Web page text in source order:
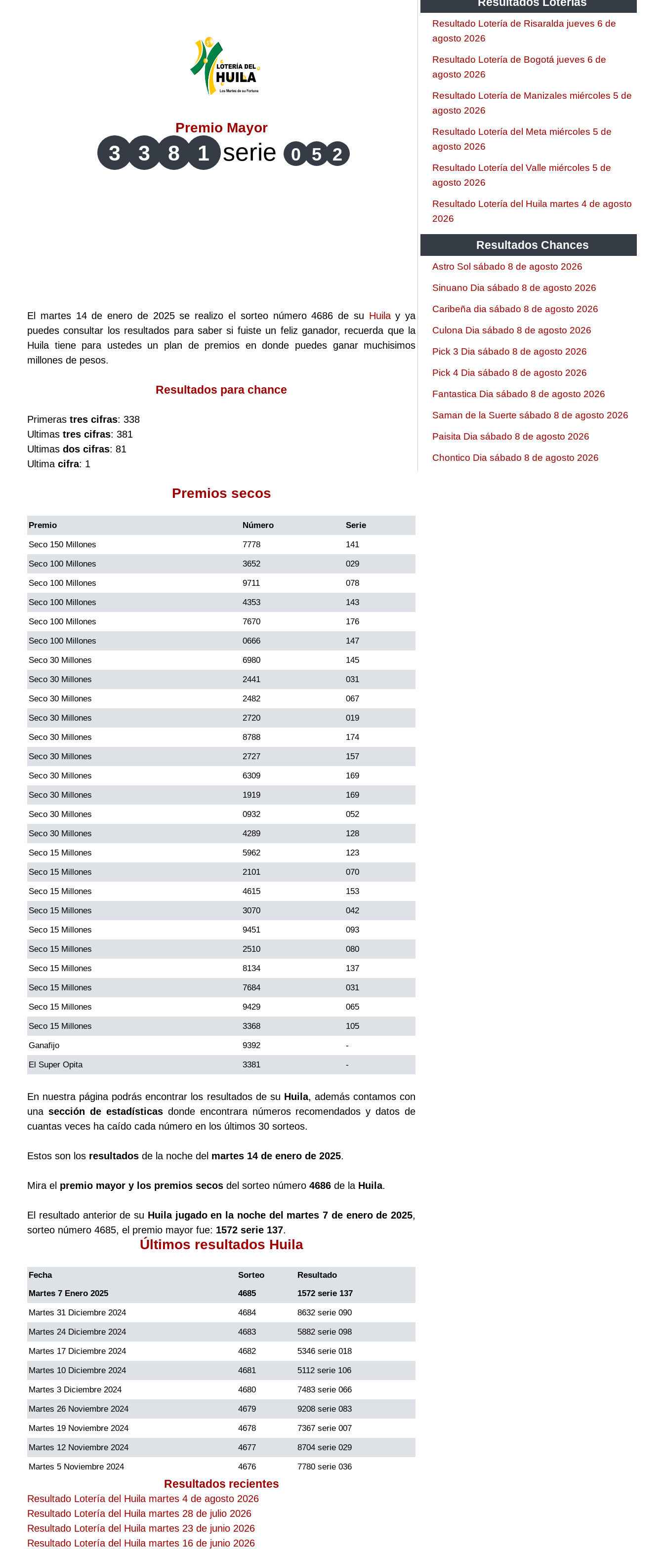
Lotería de Risaralda
Antioqueñita Día
Antioqueñita Tarde
Astro Luna
Cafeterito Tarde
Caribeña Noche
Chontico Día
Chontico Noche
Culona día
Culona noche
Dorado Mañana
Dorado Tarde
Dorado Noche
Fantástica Día
Fantástica Noche
Motilon Tarde
Motilon Noche
Paisita Día
Paisita Noche
Paisita 3
Pick 3 Día
Pick 3 Noche
Pick 4 Día
Pick 4 Noche
Pijao de Oro
Sinuano Noche
Premio Mayor
3 3 8 1 serie 0 5 2
El martes 14 de enero de 2025 se realizo el sorteo número 4686 de su Huilay ya
puedes consultar los resultados para saber si fuiste un feliz ganador, recuerda que la
Huila tiene para ustedes un plan de premios en donde puedes ganar muchisimos
millones de pesos.
Resultados para chance
Primeras tres cifras: 338
Ultimas tres cifras: 381
Ultimas dos cifras: 81
Ultima cifra: 1
Premios secos
Premio Número Serie
Seco 150 Millones 7778 141
Seco 100 Millones 3652 029
Seco 100 Millones 9711 078
Seco 100 Millones 4353 143
Seco 100 Millones 7670 176
Seco 100 Millones 0666 147
Seco 30 Millones 6980 145
Seco 30 Millones 2441 031
Seco 30 Millones 2482 067
Seco 30 Millones 2720 019
Seco 30 Millones 8788 174
Seco 30 Millones 2727 157
Seco 30 Millones 6309 169
Seco 30 Millones 1919 169
Seco 30 Millones 0932 052
Seco 30 Millones 4289 128
Seco 15 Millones 5962 123
Seco 15 Millones 2101 070
Seco 15 Millones 4615 153
Seco 15 Millones 3070 042
Seco 15 Millones 9451 093
Seco 15 Millones 2510 080
Seco 15 Millones 8134 137
Seco 15 Millones 7684 031
Seco 15 Millones 9429 065
Seco 15 Millones 3368 105
Ganafijo 9392 -
El Super Opita 3381 -
En nuestra página podrás encontrar los resultados de su Huila, además contamos con
una sección de estadísticasdonde encontrara números recomendados y datos de
cuantas veces ha caído cada número en los últimos 30 sorteos.
Estos son los resultados de la noche del martes 14 de enero de 2025.
Mira el premio mayor y los premios secos del sorteo número 4686 de la Huila.
El resultado anterior de su Huila jugado en la noche del martes 7 de enero de 2025,
sorteo número 4685, el premio mayor fue: 1572 serie 137.
Últimos resultados Huila
Fecha Sorteo
Resultado
Martes 7 Enero 2025
4685 1572 serie 137
Martes 31 Diciembre 2024 4684 8632 serie 090
Martes 24 Diciembre 2024 4683 5882 serie 098
Martes 17 Diciembre 2024 4682 5346 serie 018
Martes 10 Diciembre 2024 4681 5112 serie 106
Martes 3 Diciembre 2024 4680 7483 serie 066
Martes 26 Noviembre 2024 4679 9208 serie 083
Martes 19 Noviembre 2024 4678 7367 serie 007
Martes 12 Noviembre 2024 4677 8704 serie 029
Martes 5 Noviembre 2024 4676 7780 serie 036
Resultados recientes
Resultado Lotería del Huila martes 4 de agosto 2026
Resultado Lotería del Huila martes 28 de julio 2026
Resultado Lotería del Huila martes 23 de junio 2026
Resultado Lotería del Huila martes 16 de junio 2026
Resultado Lotería de Risaralda jueves 6 de
agosto 2026
Resultado Lotería de Bogotá jueves 6 de
agosto 2026
Resultado Lotería de Manizales miércoles 5 de
agosto 2026
Resultado Lotería del Meta miércoles 5 de
agosto 2026
Resultado Lotería del Valle miércoles 5 de
agosto 2026
Resultado Lotería del Huila martes 4 de agosto
2026
Resultados Chances
Astro Sol sábado 8 de agosto 2026
Sinuano Dia sábado 8 de agosto 2026
Caribeña dia sábado 8 de agosto 2026
Culona Dia sábado 8 de agosto 2026
Pick 3 Dia sábado 8 de agosto 2026
Pick 4 Dia sábado 8 de agosto 2026
Fantastica Dia sábado 8 de agosto 2026
Saman de la Suerte sábado 8 de agosto 2026
Paisita Dia sábado 8 de agosto 2026
Chontico Dia sábado 8 de agosto 2026